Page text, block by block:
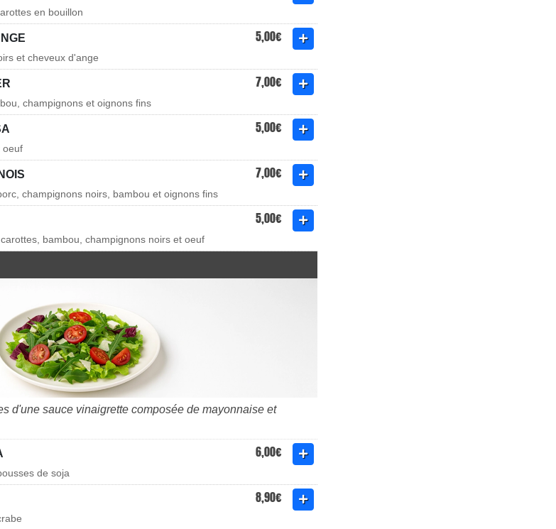
en bouillon
5,00€
et cheveux d'ange
7,00€
champignons et oignons fins
5,00€
oeuf
7,00€
champignons noirs, bambou et oignons fins
5,00€
bambou, champignons noirs et oeuf
d'une sauce vinaigrette composée de mayonnaise et
6,00€
de soja
8,90€